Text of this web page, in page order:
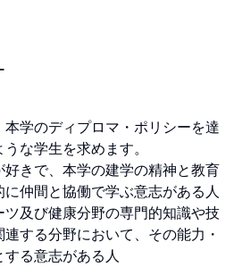
学のディプロマ・ポリシーを達
な学生を求めます。
好きで、本学の建学の精神と教育
仲間と協働で学ぶ意志がある人
ツ及び健康分野の専門的知識や技
する分野において、その能力・
る意志がある人